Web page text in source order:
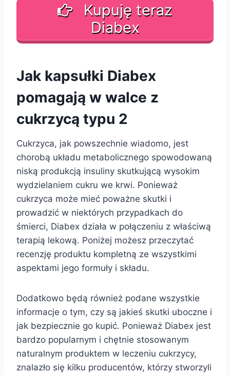
Kupuję teraz
Diabex
Jak kapsułki Diabex
pomagają w walce z
cukrzycą typu 2
Cukrzyca, jak powszechnie wiadomo, jest
chorobą układu metabolicznego spowodowaną
niską produkcją insuliny skutkującą wysokim
wydzielaniem cukru we krwi. Ponieważ
cukrzyca może mieć poważne skutki i
prowadzić w niektórych przypadkach do
śmierci, Diabex działa w połączeniu z właściwą
terapią lekową. Poniżej możesz przeczytać
recenzję produktu kompletną ze wszystkimi
aspektami jego formuły i składu.
Dodatkowo będą również podane wszystkie
informacje o tym, czy są jakieś skutki uboczne i
jak bezpiecznie go kupić. Ponieważ Diabex jest
bardzo popularnym i chętnie stosowanym
naturalnym produktem w leczeniu cukrzycy,
znalazło się kilku producentów, którzy stworzyli